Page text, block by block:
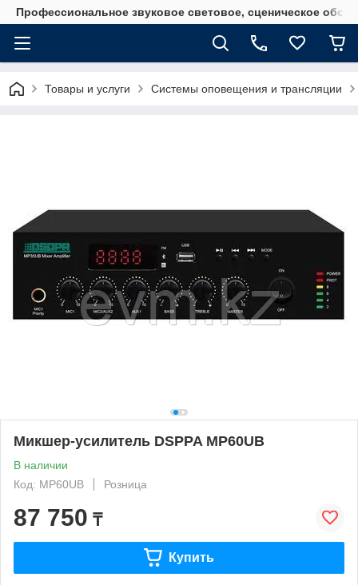
Профессиональное звуковое световое, сценическое
Товары и услуги Системы оповещения и трансляции
Микшер-усилитель DSPPA MP60UB
В наличии
Код: MP60UB
Розница
87 750 ₸
Купить